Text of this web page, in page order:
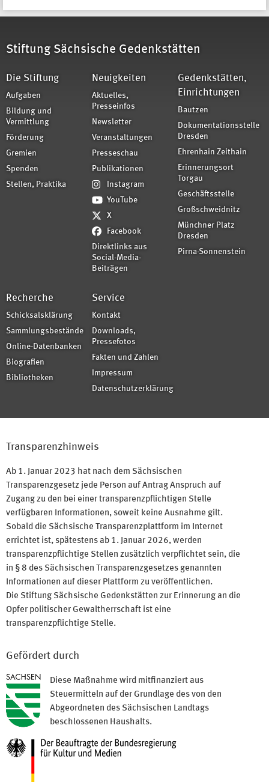
Stiftung Sächsische Gedenkstätten
Die Stiftung
Aufgaben
Bildung und
Vermittlung
Förderung
Gremien
Spenden
Stellen, Praktika
Neuigkeiten
Aktuelles,
Presseinfos
Newsletter
Veranstaltungen
Presseschau
Publikationen
Instagram
YouTube
X
Facebook
Direktlinks aus
Social-Media-
Beiträgen
Gedenkstätten,
Einrichtungen
Bautzen
Dokumentationsstelle
Dresden
Ehrenhain Zeithain
Erinnerungsort
Torgau
Geschäftsstelle
Großschweidnitz
Münchner Platz
Dresden
Pirna-Sonnenstein
Recherche
Schicksalsklärung
Sammlungsbestände
Online-Datenbanken
Biografien
Bibliotheken
Service
Kontakt
Downloads,
Pressefotos
Fakten und Zahlen
Impressum
Datenschutzerklärung
Transparenzhinweis
Ab 1. Januar 2023 hat nach dem Sächsischen
Transparenzgesetz jede Person auf Antrag Anspruch auf
Zugang zu den bei einer transparenzpflichtigen Stelle
verfügbaren Informationen, soweit keine Ausnahme gilt.
Sobald die Sächsische Transparenzplattform im Internet
errichtet ist, spätestens ab 1. Januar 2026, werden
transparenzpflichtige Stellen zusätzlich verpflichtet sein, die
in § 8 des Sächsischen Transparenzgesetzes genannten
Informationen auf dieser Plattform zu veröffentlichen.
Die Stiftung Sächsische Gedenkstätten zur Erinnerung an die
Opfer politischer Gewaltherrschaft ist eine
transparenzpflichtige Stelle.
Gefördert durch
Diese Maßnahme wird mitfinanziert aus
Steuermitteln auf der Grundlage des von den
Abgeordneten des Sächsischen Landtags
beschlossenen Haushalts.